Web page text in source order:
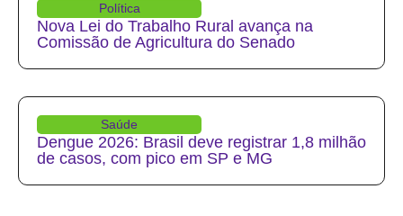
Política
Nova Lei do Trabalho Rural avança na
Comissão de Agricultura do Senado
Saúde
Dengue 2026: Brasil deve registrar 1,8 milhão
de casos, com pico em SP e MG